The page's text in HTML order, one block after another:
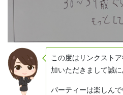
この度はリンクスト
加いただきまして誠
パーティーは楽しん